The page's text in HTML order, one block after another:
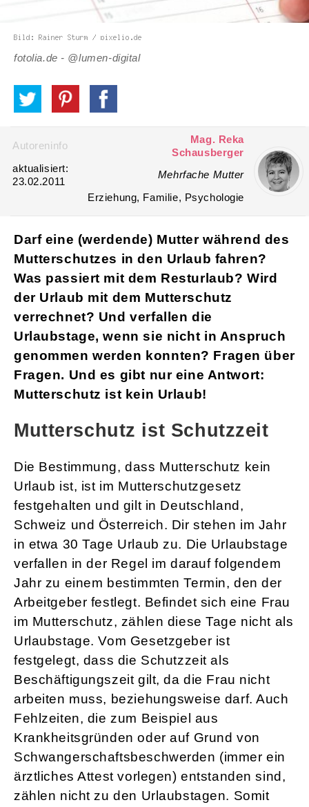
fotolia.de - @lumen-digital
Autoreninfo
Mag. Reka
Schausberger
aktualisiert:
23.02.2011
Mehrfache Mutter
Erziehung, Familie, Psychologie
Darf eine (werdende) Mutter während des
Mutterschutzes in den Urlaub fahren?
Was passiert mit dem Resturlaub? Wird
der Urlaub mit dem Mutterschutz
verrechnet? Und verfallen die
Urlaubstage, wenn sie nicht in Anspruch
genommen werden konnten? Fragen über
Fragen. Und es gibt nur eine Antwort:
Mutterschutz ist kein Urlaub!
Mutterschutz ist Schutzzeit
Die Bestimmung, dass Mutterschutz kein
Urlaub ist, ist im Mutterschutzgesetz
festgehalten und gilt in Deutschland,
Schweiz und Österreich. Dir stehen im Jahr
in etwa 30 Tage Urlaub zu. Die Urlaubstage
verfallen in der Regel im darauf folgendem
Jahr zu einem bestimmten Termin, den der
Arbeitgeber festlegt. Befindet sich eine Frau
im Mutterschutz, zählen diese Tage nicht als
Urlaubstage. Vom Gesetzgeber ist
festgelegt, dass die Schutzzeit als
Beschäftigungszeit gilt, da die Frau nicht
arbeiten muss, beziehungsweise darf. Auch
Fehlzeiten, die zum Beispiel aus
Krankheitsgründen oder auf Grund von
Schwangerschaftsbeschwerden (immer ein
ärztliches Attest vorlegen) entstanden sind,
zählen nicht zu den Urlaubstagen. Somit